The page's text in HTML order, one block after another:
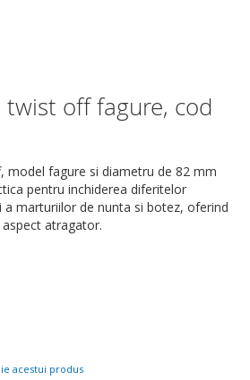
twist off fagure, cod
model fagure si diametru de 82 mm
pentru inchiderea diferitelor
a marturiilor de nunta si botez, oferind
atragator.
acestui produs